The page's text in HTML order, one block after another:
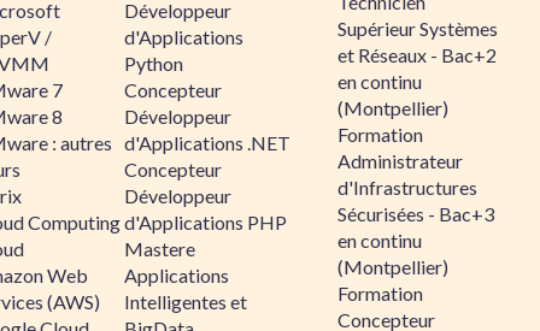
/
7
8
: autres
Computing
Web
(AWS)
Développeur
d'Applications
Python
Concepteur
Développeur
d'Applications .NET
Concepteur
Développeur
d'Applications PHP
Mastere
Applications
Intelligentes et
Supérieur Systèmes
et Réseaux - Bac+2
en continu
(Montpellier)
Formation
Administrateur
d'Infrastructures
Sécurisées - Bac+3
en continu
(Montpellier)
Formation
Concepteur